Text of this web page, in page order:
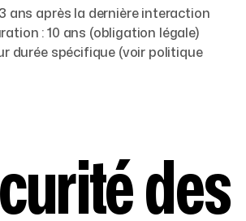
ans après la dernière interaction
: 10 ans (obligation légale)
durée spécifique (voir politique
des